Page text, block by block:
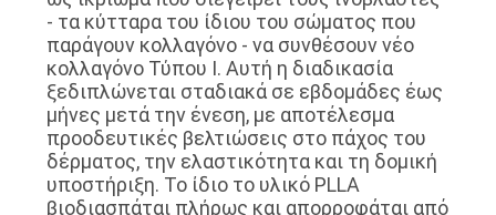
- τα κύτταρα του ίδιου του σώματος που
παράγουν κολλαγόνο - να συνθέσουν νέο
κολλαγόνο Τύπου Ι. Αυτή η διαδικασία
ξεδιπλώνεται σταδιακά σε εβδομάδες έως
μήνες μετά την ένεση, με αποτέλεσμα
προοδευτικές βελτιώσεις στο πάχος του
δέρματος, την ελαστικότητα και τη δομική
υποστήριξη. Το ίδιο το υλικό PLLA
βιοδιασπάται πλήρως και απορροφάται από